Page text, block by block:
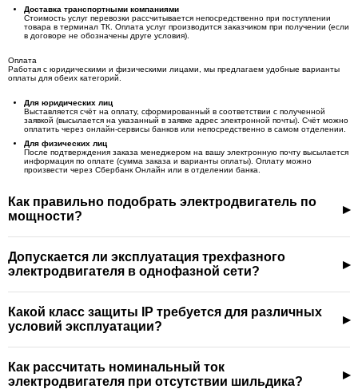
Доставка транспортными компаниями
Стоимость услуг перевозки рассчитывается непосредственно при поступлении
товара в терминал ТК. Оплата услуг производится заказчиком при получении (если
в договоре не обозначены друге условия).
Оплата
Работая с юридическими и физическими лицами, мы предлагаем удобные варианты
оплаты для обеих категорий.
Для юридических лиц
Выставляется счёт на оплату, сформированный в соответствии с полученной
заявкой (высылается на указанный в заявке адрес электронной почты). Счёт можно
оплатить через онлайн-сервисы банков или непосредственно в самом отделении.
Для физических лиц
После подтверждения заказа менеджером на вашу электронную почту высылается
информация по оплате (сумма заказа и варианты оплаты). Оплату можно
произвести через Сбербанк Онлайн или в отделении банка.
Как правильно подобрать электродвигатель по
мощности?
Допускается ли эксплуатация трехфазного
электродвигателя в однофазной сети?
Какой класс защиты IP требуется для различных
условий эксплуатации?
Как рассчитать номинальный ток
электродвигателя при отсутствии шильдика?